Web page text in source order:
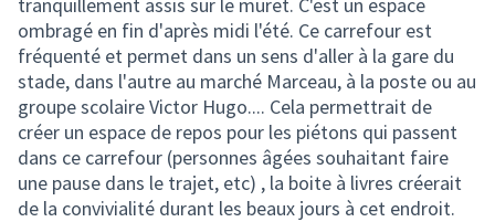
ombragé en fin d'après midi l'été. Ce carrefour est
fréquenté et permet dans un sens d'aller à la gare du
stade, dans l'autre au marché Marceau, à la poste ou au
groupe scolaire Victor Hugo.... Cela permettrait de
créer un espace de repos pour les piétons qui passent
dans ce carrefour (personnes âgées souhaitant faire
une pause dans le trajet, etc) , la boite à livres créerait
de la convivialité durant les beaux jours à cet endroit.